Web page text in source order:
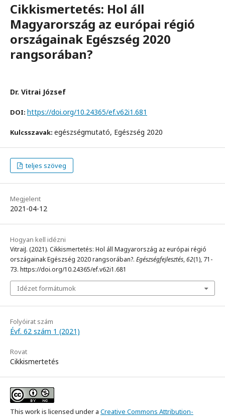
Cikkismertetés: Hol áll
Magyarország az európai régió
országainak Egészség 2020
rangsorában?
Dr. Vitrai József
DOI: https://doi.org/10.24365/ef.v62i1.681
Kulcsszavak: egészségmutató, Egészség 2020
teljes szöveg
Megjelent
2021-04-12
Hogyan kell idézni
VitraiJ. (2021). Cikkismertetés: Hol áll Magyarország az európai régió
országainak Egészség 2020 rangsorában?. Egészségfejlesztés,62(1), 71-
73. https://doi.org/10.24365/ef.v62i1.681
Idézet formátumok
Folyóirat szám
Évf. 62 szám 1 (2021)
Rovat
Cikkismertetés
This work is licensed under a Creative Commons Attribution-